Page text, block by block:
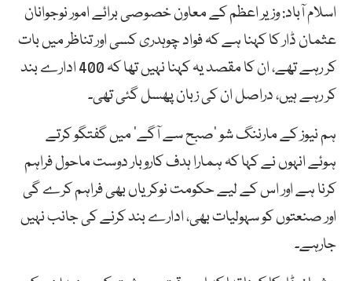
اسلام آباد: وزیر اعظم کے معاون خصوصی برائے امور نوجوانان
عثمان ڈار کا کہنا ہے کہ فواد چوہدری کسی اور تناظر میں بات
کر رہے تھے، ان کا مقصد یہ کہنا نہیں تھا کہ 400 ادارے بند
کر رہے ہیں، دراصل ان کی زبان پھسل گئی تھی۔
ہم نیوز کے مارننگ شو ’صبح سے آگے‘ میں گفتگو کرتے
ہوئے انہوں نے کہا کہ ہمارا ہدف کاروبار دوست ماحول فراہم
کرنا ہے اور اس کے لیے حکومت نوکریاں بھی فراہم کرے گی
اور صنعتوں کو سہولیات بھی، ادارے بند کرنے کی جانب نہیں
جارہے۔